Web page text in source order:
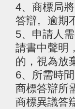
4、商標局
答辯。逾期
5、申請人
請書中聲明
的，視為放
6、所需時
商標答辯所
商標異議答